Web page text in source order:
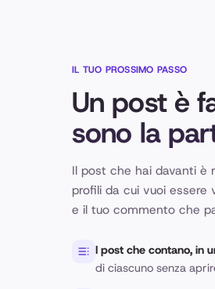
IL TUO PROSSIMO PASSO
Un post è
sono la
Il post che hai davanti è
profili da cui vuoi essere
e il tuo commento che
I post che contano, in
di ciascuno senza